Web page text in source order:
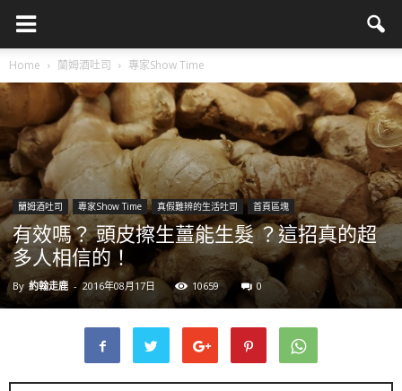
Home 蘭姆酒吐司 專家Show Time
蘭姆酒吐司 專家Show Time 真假難辨的生活吐司 首頁區塊
有效嗎？ 頭皮擦生薑能生髮 ？這招真的超
多人相信的！
By 約翰走鹿 - 2016年08月17日 10659 0